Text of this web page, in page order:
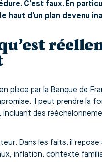
C’est faux. En
haut d’un plan devenu
place par la Banque de
Il peut prendre la
incluant des
Dans les faits, il
inflation, contexte